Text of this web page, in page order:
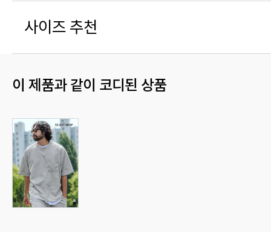
사이즈 추천
이 제품과 같이 코디된 상품